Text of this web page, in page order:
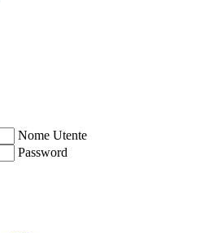
Nome Utente
Password